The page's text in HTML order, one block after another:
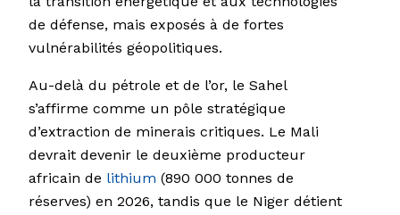
de défense, mais exposés à de fortes
vulnérabilités géopolitiques.
Au-delà du pétrole et de l’or, le Sahel
s’affirme comme un pôle stratégique
d’extraction de minerais critiques. Le Mali
devrait devenir le deuxième producteur
africain de lithium (890 000 tonnes de
réserves) en 2026, tandis que le Niger détient